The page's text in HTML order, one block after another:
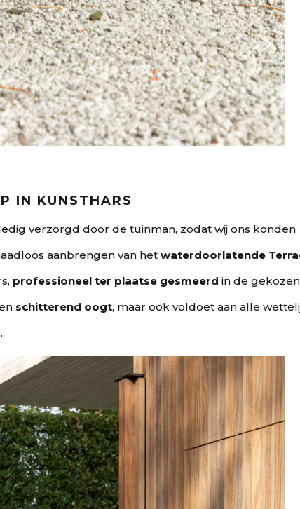
IN KUNSTHARS
verzorgd door de tuinman, zodat wij ons konden
aanbrengen van hetwaterdoorlatende
professioneel ter plaatse gesmeerd in de gekozen
schitterend oogt, maar ook voldoet aan alle
.